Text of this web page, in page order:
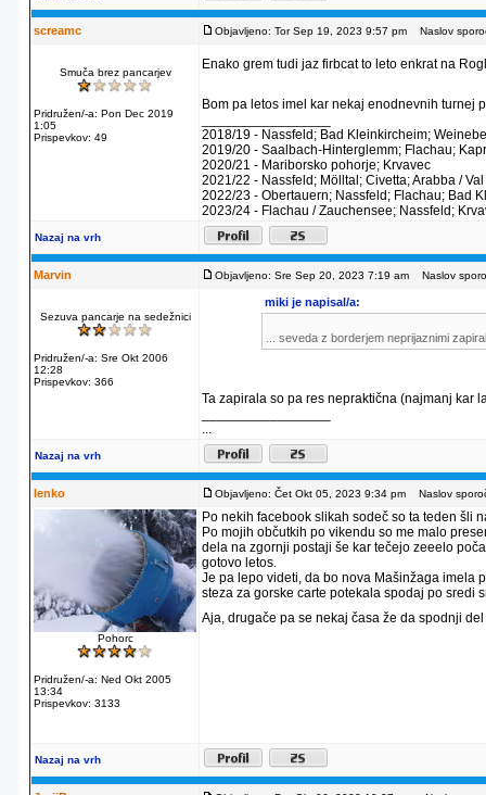
screamc Objavljeno: Tor Sep 19, 2023 9:57 pm Naslov
Smuča brez pancarjev
Pridružen/-a: Pon Dec 2019
1:05
Prispevkov: 49
Enako grem tudi jaz firbcat to leto enkrat na
Bom pa letos imel kar nekaj enodnevnih turnej
2018/19 - Nassfeld; Bad Kleinkircheim;
2019/20 - Saalbach-Hinterglemm; Flachau;
2020/21 - Mariborsko pohorje; Krvavec
2021/22 - Nassfeld; Mölltal; Civetta; Arabba /
2022/23 - Obertauern; Nassfeld; Flachau; Bad
2023/24 - Flachau / Zauchensee; Nassfeld;
Nazaj na vrh
Marvin Objavljeno: Sre Sep 20, 2023 7:19 am Naslov
Sezuva pancarje na sedežnici
Pridružen/-a: Sre Okt 2006
12:28
Prispevkov: 366
miki je napisal/a:
... seveda z borderjem neprijaznimi
Ta zapirala so pa res nepraktična (najmanj kar
...
Nazaj na vrh
lenko Objavljeno: Čet Okt 05, 2023 9:34 pm Naslov
Pohorc
Pridružen/-a: Ned Okt 2005
13:34
Prispevkov: 3133
Po nekih facebook slikah sodeč so ta teden šli
Po mojih občutkih po vikendu so me malo
dela na zgornji postaji še kar tečejo zeeelo
gotovo letos.
Je pa lepo videti, da bo nova Mašinžaga imela
steza za gorske carte potekala spodaj po sredi
Aja, drugače pa se nekaj časa že da spodnji
Nazaj na vrh